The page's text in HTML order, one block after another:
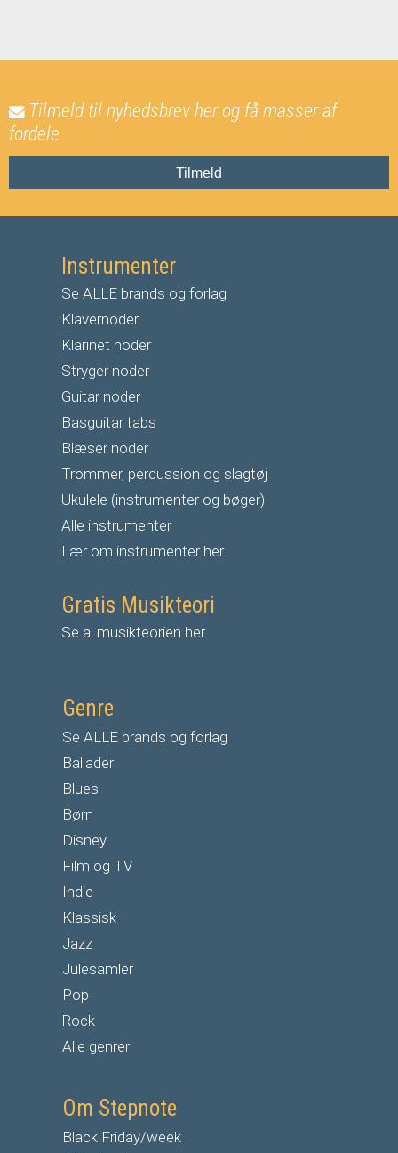
Tilmeld til nyhedsbrev her og få masser af
fordele
Tilmeld
Instrumenter
Se ALLE brands og forlag
Klavernoder
Klarinet noder
Stryger noder
Guitar noder
Basguitar tabs
Blæser noder
Trommer, percussion og slagtøj
Ukulele (instrumenter og bøger)
Alle instrumenter
Lær om instrumenter her
Gratis Musikteori
Se al musikteorien her
Genre
Se ALLE brands og forlag
Ballader
Blues
Børn
Disney
Film og TV
Indie
Klassisk
Jazz
Julesamler
Pop
Rock
Alle genrer
Om Stepnote
Black Friday/week